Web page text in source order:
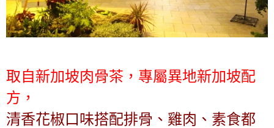
取自新加坡肉骨茶，專屬異地新加坡配
方，
清香花椒口味搭配排骨、雞肉、素食都